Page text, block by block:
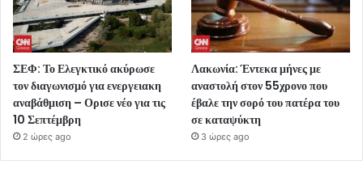
ΣΕΦ: Το Ελεγκτικό ακύρωσε
τον διαγωνισμό για ενεργειακη
αναβάθμιση – Ορισε νέο για τις
10 Σεπτέμβρη
2 ώρες ago
Λακωνία: Έντεκα μήνες με
αναστολή στον 55χρονο που
έβαλε την σορό του πατέρα του
σε καταψύκτη
3 ώρες ago